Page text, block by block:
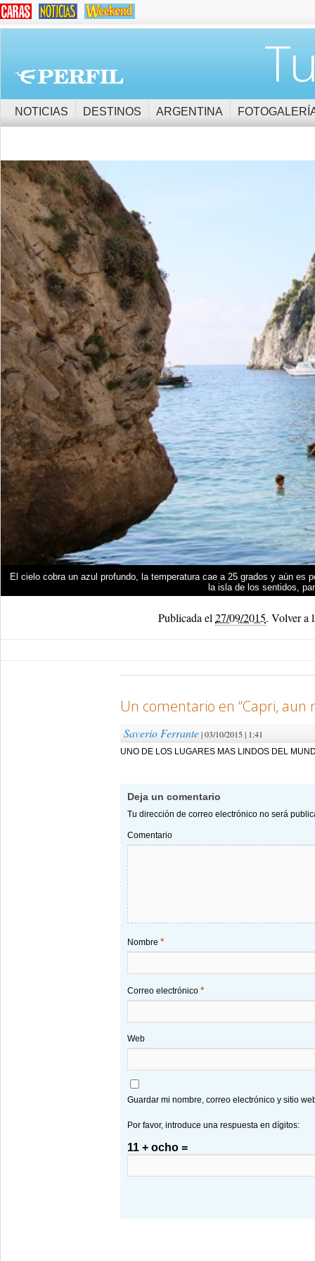
NOTICIAS DESTINOS ARGENTINA
El cielo cobra un azul profundo, la temperatura cae a 25 grados y aún
la isla de los sentidos,
Publicada el 27/09/2015. Volver a
Un comentario en “Capri, aun
Saverio Ferrante| 03/10/2015 | 1:41
UNO DE LOS LUGARES MAS LINDOS DEL
Deja un comentario
Tu dirección de correo electrónico no será
Comentario
Nombre *
Correo electrónico *
Web
Guardar mi nombre, correo electrónico y sitio
Por favor, introduce una respuesta en dígitos:
11 + ocho =